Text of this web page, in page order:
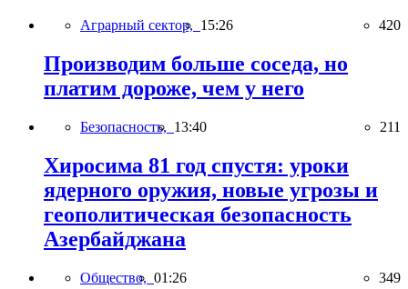
Аграрный сектор, 15:26 420
Производим больше соседа, но
платим дороже, чем у него
Безопасность, 13:40 211
Хиросима 81 год спустя: уроки
ядерного оружия, новые угрозы и
геополитическая безопасность
Азербайджана
Общество, 01:26 349